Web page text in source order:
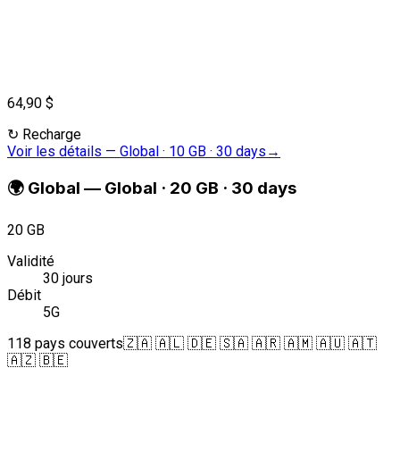
64,90 $
↻ Recharge
Voir les détails — Global · 10 GB · 30 days →
🌍 Global — Global · 20 GB · 30 days
20 GB
Validité
30 jours
Débit
5G
118 pays couverts🇿🇦 🇦🇱 🇩🇪 🇸🇦 🇦🇷 🇦🇲 🇦🇺 🇦🇹
🇦🇿 🇧🇪